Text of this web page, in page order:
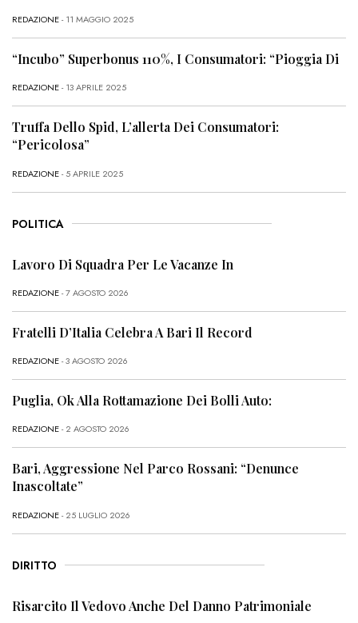
REDAZIONE- 11 MAGGIO 2025
“Incubo” Superbonus 110%, I Consumatori: “Pioggia Di
REDAZIONE- 13 APRILE 2025
Truffa Dello Spid, L’allerta Dei Consumatori:
“Pericolosa”
REDAZIONE- 5 APRILE 2025
POLITICA
Lavoro Di Squadra Per Le Vacanze In
REDAZIONE- 7 AGOSTO 2026
Fratelli D’Italia Celebra A Bari Il Record
REDAZIONE- 3 AGOSTO 2026
Puglia, Ok Alla Rottamazione Dei Bolli Auto:
REDAZIONE- 2 AGOSTO 2026
Bari, Aggressione Nel Parco Rossani: “Denunce
Inascoltate”
REDAZIONE- 25 LUGLIO 2026
DIRITTO
Risarcito Il Vedovo Anche Del Danno Patrimoniale